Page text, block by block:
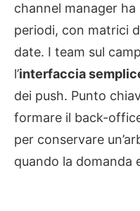
channel manager
periodi, con matrici
date. I team sul
l’interfaccia
dei push. Punto
formare il back-
per conservare
quando la domanda